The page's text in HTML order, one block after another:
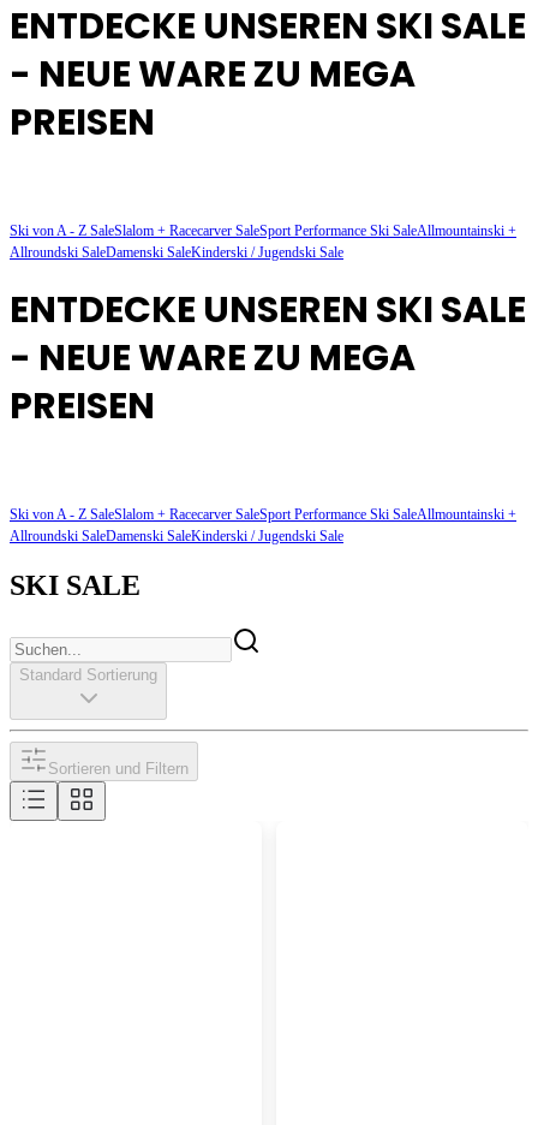
ENTDECKE UNSEREN SKI SALE
- NEUE WARE ZU MEGA
PREISEN
Ski von A - Z SaleSlalom + Racecarver SaleSport Performance Ski SaleAllmountainski +
Allroundski SaleDamenski SaleKinderski / Jugendski Sale
ENTDECKE UNSEREN SKI SALE
- NEUE WARE ZU MEGA
PREISEN
Ski von A - Z SaleSlalom + Racecarver SaleSport Performance Ski SaleAllmountainski +
Allroundski SaleDamenski SaleKinderski / Jugendski Sale
SKI SALE
Standard Sortierung
Sortieren und Filtern